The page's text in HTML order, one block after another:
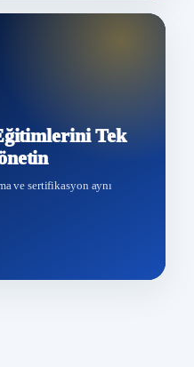
Tek
ve sertifikasyon aynı